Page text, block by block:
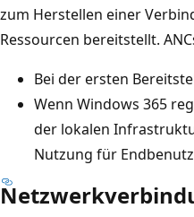
zum Herstellen einer
Ressourcen bereitstellt.
Bei der ersten
Wenn Windows 365
der lokalen
Nutzung für